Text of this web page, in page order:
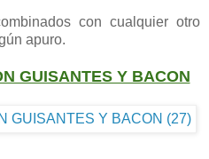
con cualquier otro
apuro.
GUISANTES Y BACON